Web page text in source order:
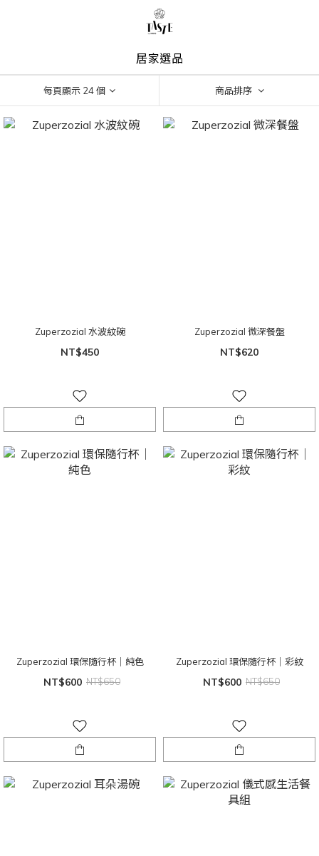
居家選品
每頁顯示 24 個 商品排序
Zuperzozial 水波紋碗
NT$450
Zuperzozial 微深餐盤
NT$620
Zuperzozial 環保隨行杯｜純色
NT$600 NT$650
Zuperzozial 環保隨行杯｜彩紋
NT$600 NT$650